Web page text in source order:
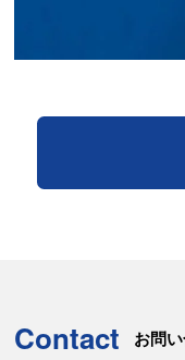
Contact お問